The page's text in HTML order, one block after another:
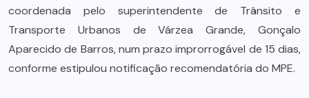
coordenada pelo superintendente de Trânsito e
Transporte Urbanos de Várzea Grande, Gonçalo
Aparecido de Barros, num prazo improrrogável de 15 dias,
conforme estipulou notificação recomendatória do MPE.